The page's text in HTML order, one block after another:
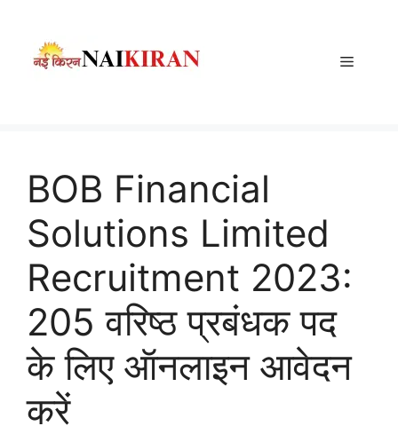
content
Menu
BOB Financial
Solutions Limited
Recruitment 2023:
205 वरिष्ठ प्रबंधक पद
के लिए ऑनलाइन आवेदन
करें